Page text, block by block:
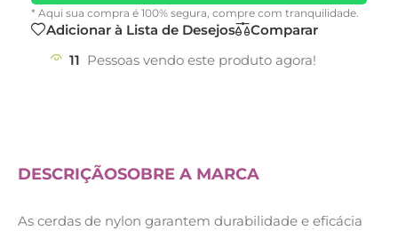
* Aqui sua compra é 100% segura, compre com tranquilidade.
Adicionar à Lista de Desejos
Comparar
11 Pessoas vendo este produto agora!
DESCRIÇÃOSOBRE A MARCA
As cerdas de nylon garantem durabilidade e eficácia